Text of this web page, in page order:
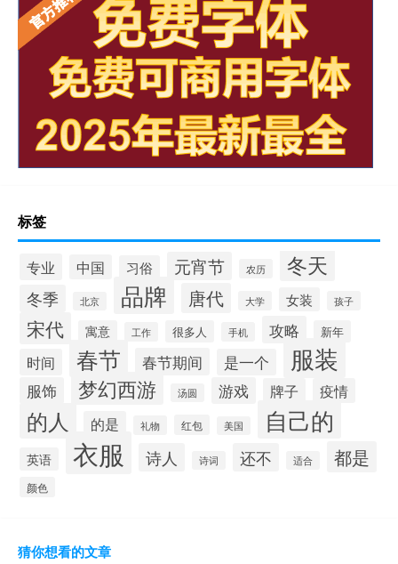
标签
专业 中国 习俗 元宵节 农历 冬天
冬季 北京 品牌 唐代 大学 女装 孩子
宋代 寓意 工作 很多人 手机 攻略 新年
时间 春节 春节期间 是一个 服装
服饰 梦幻西游 汤圆 游戏 牌子 疫情
的人 的是 礼物 红包 美国 自己的
英语 衣服 诗人 诗词 还不 适合 都是
颜色
猜你想看的文章